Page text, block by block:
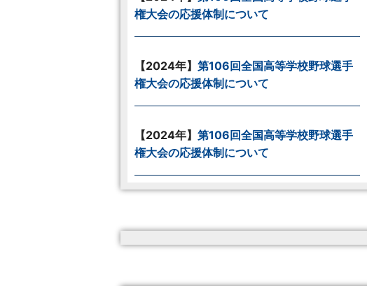
権大会の応援体制について
【2024年】 第106回全国高等学校野球選手
権大会の応援体制について
【2024年】 第106回全国高等学校野球選手
権大会の応援体制について